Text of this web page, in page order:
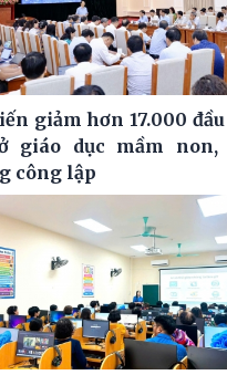
giảm hơn 17.000
giáo dục mầm non,
công lập